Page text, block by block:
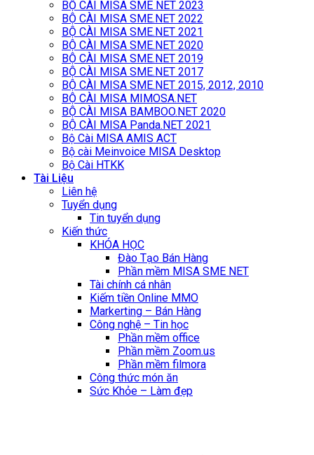
BỘ CÀI MISA SME NET 2023
BỘ CÀI MISA SME.NET 2022
BỘ CÀI MISA SME.NET 2021
BỘ CÀI MISA SME.NET 2020
BỘ CÀI MISA SME.NET 2019
BỘ CÀI MISA SME.NET 2017
BỘ CÀI MISA SME.NET 2015, 2012, 2010
BỘ CÀI MISA MIMOSA.NET
BỘ CÀI MISA BAMBOO.NET 2020
BỘ CÀI MISA Panda.NET 2021
Bộ Cài MISA AMIS ACT
Bộ cài Meinvoice MISA Desktop
Bộ Cài HTKK
Tài Liệu
Liên hệ
Tuyển dụng
Tin tuyển dụng
Kiến thức
KHÓA HỌC
Đào Tạo Bán Hàng
Phần mềm MISA SME NET
Tài chính cá nhân
Kiếm tiền Online MMO
Markerting – Bán Hàng
Công nghệ – Tin học
Phần mềm office
Phần mềm Zoom.us
Phần mềm filmora
Công thức món ăn
Sức Khỏe – Làm đẹp